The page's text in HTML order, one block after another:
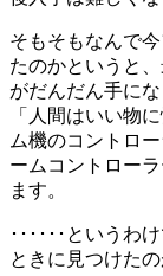
そもそもなんで
たのかというと
がだんだん手に
「人間はいい物
ム機のコントロ
ームコントロー
ます。
･･････というわ
ときに見つけた